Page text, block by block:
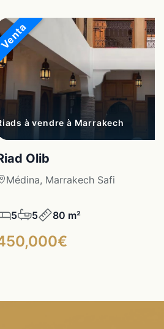
à vendre à Marrakech
Olib
Médina, Marrakech Safi
5 5 80 m²